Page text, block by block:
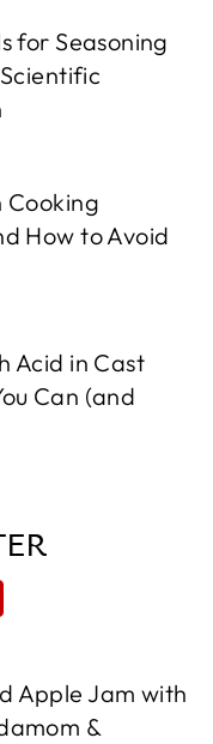
for Seasoning
Cooking
How to Avoid
Acid in Cast
Can (and
Apple Jam with
&